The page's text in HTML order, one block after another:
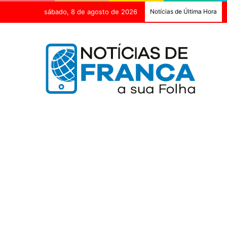
sábado, 8 de agosto de 2026 Notícias de Última Hora